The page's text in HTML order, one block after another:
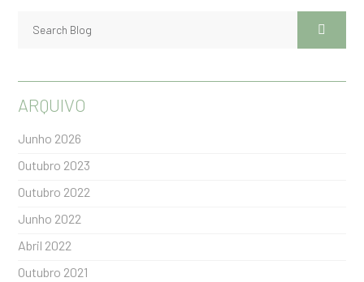
ARQUIVO
Junho 2026
Outubro 2023
Outubro 2022
Junho 2022
Abril 2022
Outubro 2021